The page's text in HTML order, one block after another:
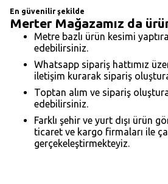
En güvenilir şekilde
Merter Mağazamız da
Metre bazlı ürün kesimi
edebilirsiniz.
Whatsapp sipariş hattımız
iletişim kurarak sipariş
Toptan alım ve sipariş
edebilirsiniz.
Farklı şehir ve yurt dışı ürün
ticaret ve kargo firmaları ile
gerçekeleştirmekteyiz.